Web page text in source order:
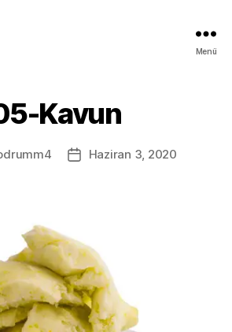
Menü
Kavun
Haziran 3, 2020